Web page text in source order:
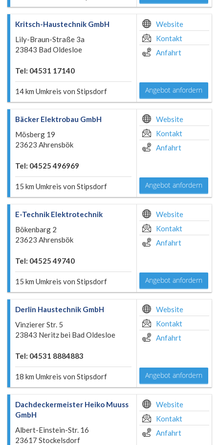
Kritsch-Haustechnik GmbH
Lily-Braun-Straße 3a
23843 Bad Oldesloe
Tel: 04531 17140
14 km Umkreis von Stipsdorf
Website
Kontakt
Anfahrt
Angebot anfordern
Bäcker Elektrobau GmbH
Mösberg 19
23623 Ahrensbök
Tel: 04525 496969
15 km Umkreis von Stipsdorf
Website
Kontakt
Anfahrt
Angebot anfordern
E-Technik Elektrotechnik
Bökenbarg 2
23623 Ahrensbök
Tel: 04525 49740
15 km Umkreis von Stipsdorf
Website
Kontakt
Anfahrt
Angebot anfordern
Derlin Haustechnik GmbH
Vinzierer Str. 5
23843 Neritz bei Bad Oldesloe
Tel: 04531 8884883
18 km Umkreis von Stipsdorf
Website
Kontakt
Anfahrt
Angebot anfordern
Dachdeckermeister Heiko Muuss
GmbH
Albert-Einstein-Str. 16
23617 Stockelsdorf
Website
Kontakt
Anfahrt